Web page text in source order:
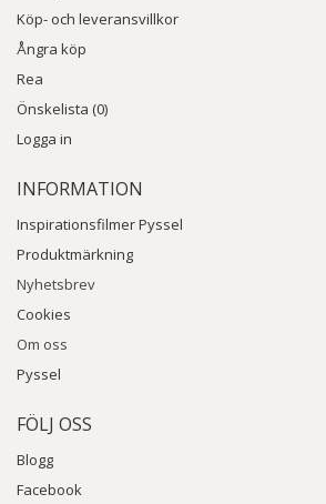
Köp- och leveransvillkor
Ångra köp
Rea
Önskelista (0)
Logga in
INFORMATION
Inspirationsfilmer Pyssel
Produktmärkning
Nyhetsbrev
Cookies
Om oss
Pyssel
FÖLJ OSS
Blogg
Facebook